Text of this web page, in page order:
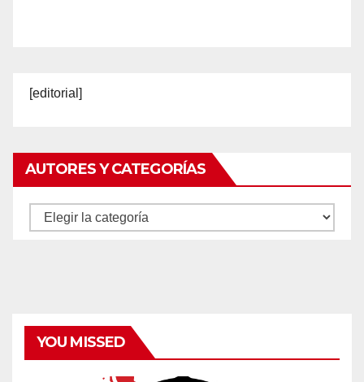
[editorial]
AUTORES Y CATEGORÍAS
Autores
YOU MISSED